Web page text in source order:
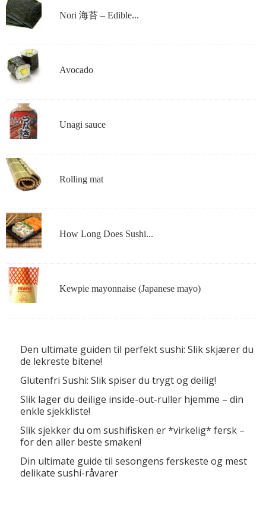
Nori 海苔 – Edible...
Avocado
Unagi sauce
Rolling mat
How Long Does Sushi...
Kewpie mayonnaise (Japanese mayo)
Den ultimate guiden til perfekt sushi: Slik skjærer du
de lekreste bitene!
Glutenfri Sushi: Slik spiser du trygt og deilig!
Slik lager du deilige inside-out-ruller hjemme – din
enkle sjekkliste!
Slik sjekker du om sushifisken er *virkelig* fersk –
for den aller beste smaken!
Din ultimate guide til sesongens ferskeste og mest
delikate sushi-råvarer